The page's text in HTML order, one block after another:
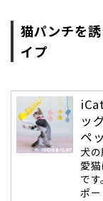
猫パンチを
イプ
ッ
ペ
犬
愛
で
ポー